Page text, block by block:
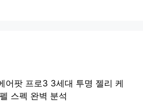
어팟 프로3 3세대 투명 젤리 케
스펙 완벽 분석